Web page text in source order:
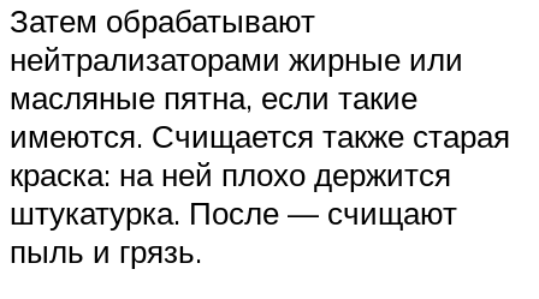
Затем обрабатывают
нейтрализаторами жирные или
масляные пятна, если такие
имеются. Счищается также старая
краска: на ней плохо держится
штукатурка. После — счищают
пыль и грязь.